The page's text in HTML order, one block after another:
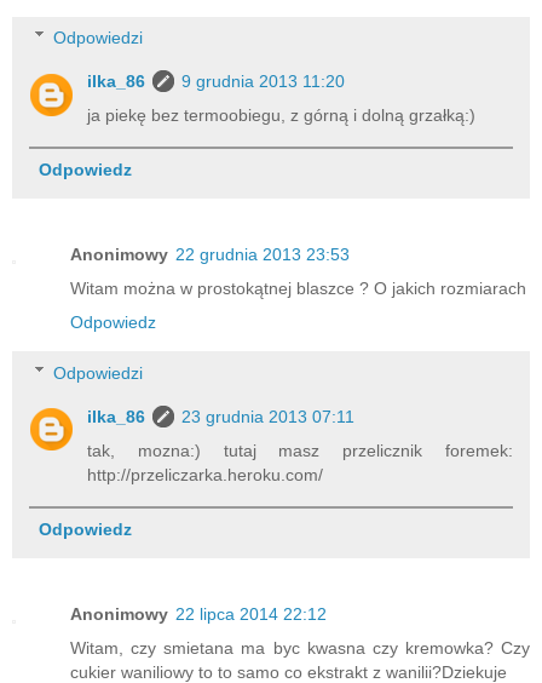
Odpowiedzi
ilka_86
9 grudnia 2013 11:20
ja piekę bez termoobiegu, z górną i dolną grzałką:)
Odpowiedz
Anonimowy 22 grudnia 2013 23:53
Witam można w prostokątnej blaszce ? O jakich rozmiarach
Odpowiedz
Odpowiedzi
ilka_86
23 grudnia 2013 07:11
tak, mozna:) tutaj masz przelicznik foremek:
http://przeliczarka.heroku.com/
Odpowiedz
Anonimowy 22 lipca 2014 22:12
Witam, czy smietana ma byc kwasna czy kremowka? Czy
cukier waniliowy to to samo co ekstrakt z wanilii?Dziekuje